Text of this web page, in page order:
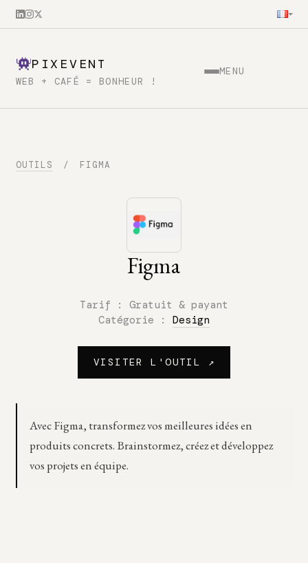
PIXEVENT
WEB + CAFÉ = BONHEUR !
MENU
OUTILS / FIGMA
Figma
Tarif :
Gratuit & payant
Catégorie :
Design
VISITER L'OUTIL ↗
Avec Figma, transformez vos meilleures idées en
produits concrets. Brainstormez, créez et développez
vos projets en équipe.